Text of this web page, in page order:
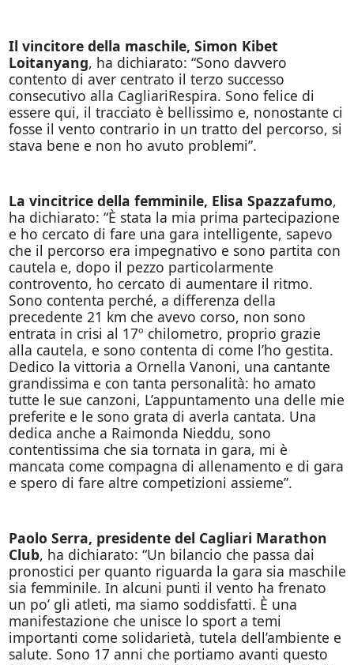
Il vincitore della maschile, Simon Kibet
Loitanyang, ha dichiarato: “Sono davvero
contento di aver centrato il terzo successo
consecutivo alla CagliariRespira. Sono felice di
essere qui, il tracciato è bellissimo e, nonostante ci
fosse il vento contrario in un tratto del percorso, si
stava bene e non ho avuto problemi”.
La vincitrice della femminile, Elisa Spazzafumo,
ha dichiarato: “È stata la mia prima partecipazione
e ho cercato di fare una gara intelligente, sapevo
che il percorso era impegnativo e sono partita con
cautela e, dopo il pezzo particolarmente
controvento, ho cercato di aumentare il ritmo.
Sono contenta perché, a differenza della
precedente 21 km che avevo corso, non sono
entrata in crisi al 17º chilometro, proprio grazie
alla cautela, e sono contenta di come l’ho gestita.
Dedico la vittoria a Ornella Vanoni, una cantante
grandissima e con tanta personalità: ho amato
tutte le sue canzoni, L’appuntamento una delle mie
preferite e le sono grata di averla cantata. Una
dedica anche a Raimonda Nieddu, sono
contentissima che sia tornata in gara, mi è
mancata come compagna di allenamento e di gara
e spero di fare altre competizioni assieme”.
Paolo Serra, presidente del Cagliari Marathon
Club, ha dichiarato: “Un bilancio che passa dai
pronostici per quanto riguarda la gara sia maschile
sia femminile. In alcuni punti il vento ha frenato
un po’ gli atleti, ma siamo soddisfatti. È una
manifestazione che unisce lo sport a temi
importanti come solidarietà, tutela dell’ambiente e
salute. Sono 17 anni che portiamo avanti questo